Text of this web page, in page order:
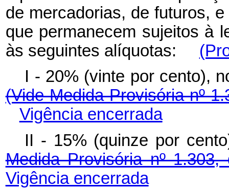
de mercadorias, de futuros,
que permanecem sujeitos à
às seguintes alíquotas:
I - 20% (vinte por cento),
(Vide Medida Provisória nº
Vigência encerrada
II - 15% (quinze por
Medida Provisória nº 1.303,
Vigência encerrada